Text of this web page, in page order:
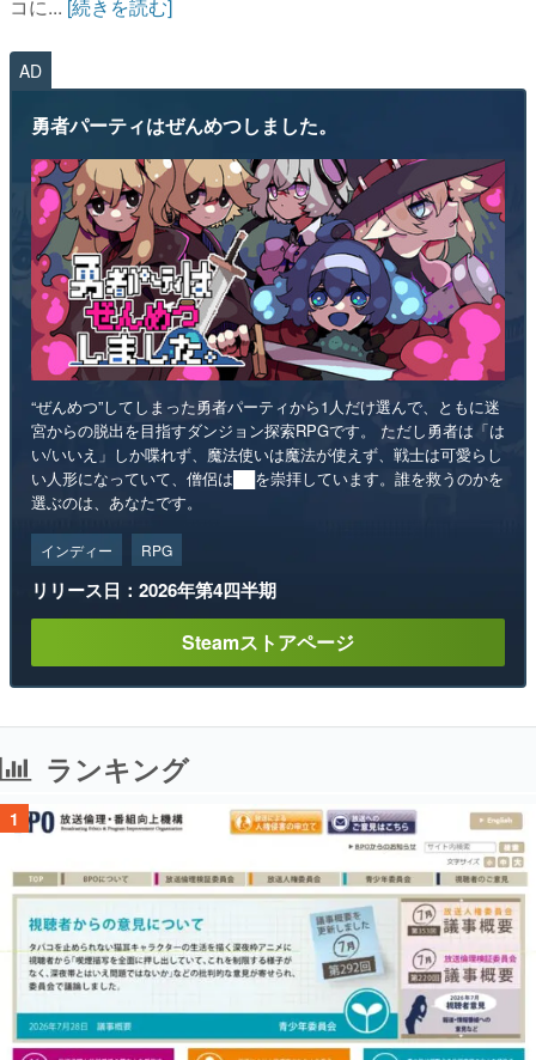
コに... [続きを読む]
AD
勇者パーティはぜんめつしました。
“ぜんめつ”してしまった勇者パーティから1人だけ選んで、ともに迷
宮からの脱出を目指すダンジョン探索RPGです。 ただし勇者は「は
い/いいえ」しか喋れず、魔法使いは魔法が使えず、戦士は可愛らし
い人形になっていて、僧侶は██を崇拝しています。誰を救うのかを
選ぶのは、あなたです。
インディー RPG
リリース日：2026年第4四半期
Steamストアページ
ランキング
1